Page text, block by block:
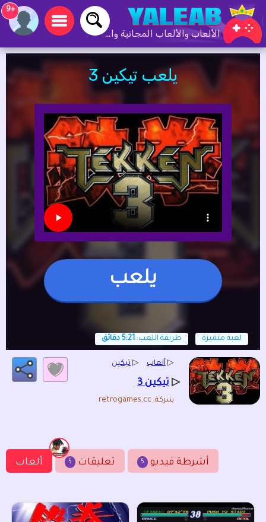
الألعاب والألعاب المجانية والألعاب عبر الإنترنت
+9
يلعب تيكين 3
يلعب
لعبة متميزة طريقة اللعب: 5:21 دقائق
▷ ألعاب ▷ تيكين
▷ تيكين 3
شركة: retrogames.cc
ألعاب 5 تعليقات 5 أشرطة فيديو